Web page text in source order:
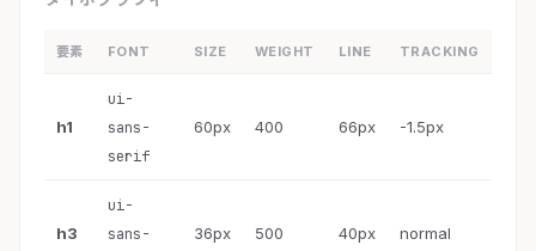
要素 FONT SIZE WEIGHT LINE TRACKING
h1
ui-
sans-
serif
60px 400 66px -1.5px
h3
ui-
sans-
36px 500 40px normal